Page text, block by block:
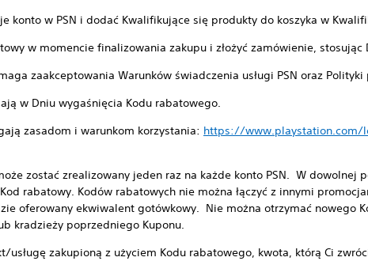
konto w PSN i dodać Kwalifikujące się produkty do koszyka w
w momencie finalizowania zakupu i złożyć zamówienie, stosując
zaakceptowania Warunków świadczenia usługi PSN oraz
w Dniu wygaśnięcia Kodu rabatowego.
zasadom i warunkom korzystania: https://www.playstation.com/
zostać zrealizowany jeden raz na każde konto PSN. W dowolnej
rabatowy. Kodów rabatowych nie można łączyć z innymi
oferowany ekwiwalent gotówkowy. Nie można otrzymać nowego
kradzieży poprzedniego Kuponu.
usługę zakupioną z użyciem Kodu rabatowego, kwota, którą Ci